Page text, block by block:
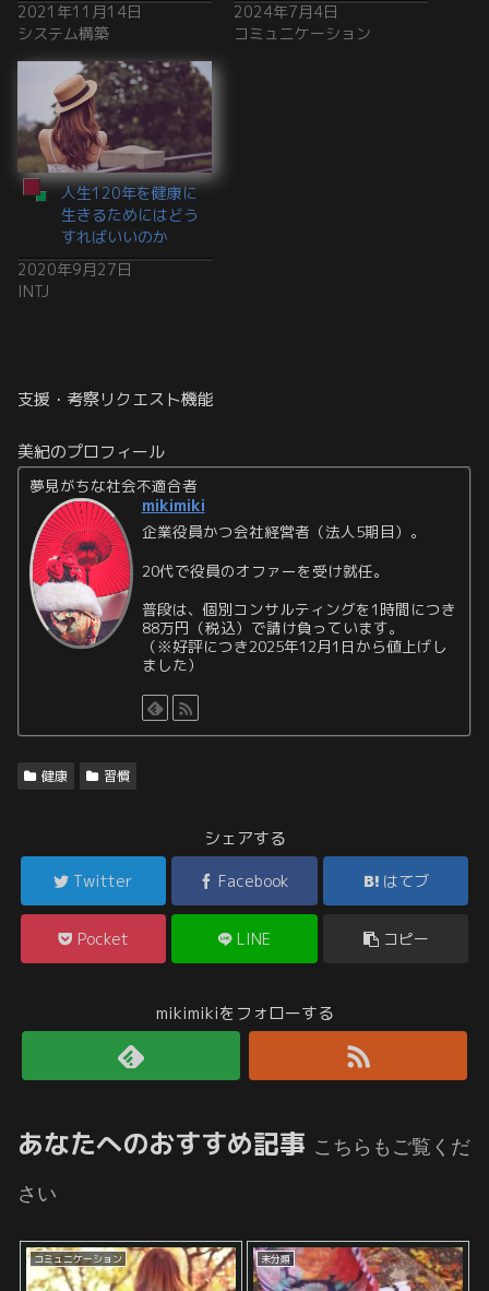
2021年11月14日
システム構築
2024年7月4日
コミュニケーション
人生120年を健康に
生きるためにはどう
すればいいのか
2020年9月27日
INTJ
支援・考察リクエスト機能
美紀のプロフィール
夢見がちな社会不適合者
mikimiki
企業役員かつ会社経営者（法人5期目）。
20代で役員のオファーを受け就任。
普段は、個別コンサルティングを1時間につき
88万円（税込）で請け負っています。
（※好評につき2025年12月1日から値上げし
ました）
健康 習慣
シェアする
Twitter Facebook はてブ
Pocket LINE コピー
mikimikiをフォローする
あなたへのおすすめ記事 こちらもご覧くだ
さい
コミュニケーション 未分類